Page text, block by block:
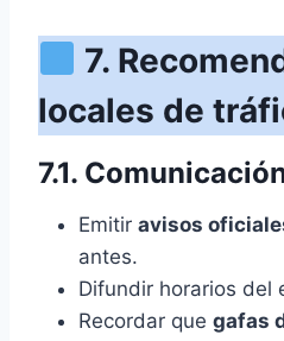
7.
locales de
7.1.
Emitir avisos
antes.
Difundir horarios del
Recordar que gafas